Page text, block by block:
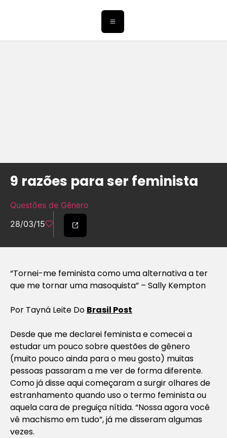
9 razões para ser feminista
Questões de Gênero
28/03/15
“Tornei-me feminista como uma alternativa a ter
que me tornar uma masoquista” – Sally Kempton
Por Tayná Leite Do Brasil Post
Desde que me declarei feminista e comecei a
estudar um pouco sobre questões de gênero
(muito pouco ainda para o meu gosto) muitas
pessoas passaram a me ver de forma diferente.
Como já disse aqui começaram a surgir olhares de
estranhamento quando uso o termo feminista ou
aquela cara de preguiça nítida. “Nossa agora você
vê machismo em tudo”, já me disseram algumas
vezes.